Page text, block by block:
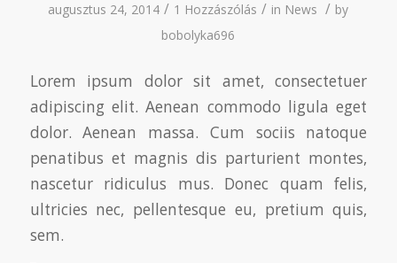
augusztus 24, 2014 / 1 Hozzászólás / in News / by
bobolyka696
Lorem ipsum dolor sit amet, consectetuer
adipiscing elit. Aenean commodo ligula eget
dolor. Aenean massa. Cum sociis natoque
penatibus et magnis dis parturient montes,
nascetur ridiculus mus. Donec quam felis,
ultricies nec, pellentesque eu, pretium quis,
sem.